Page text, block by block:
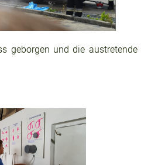
geborgen und die